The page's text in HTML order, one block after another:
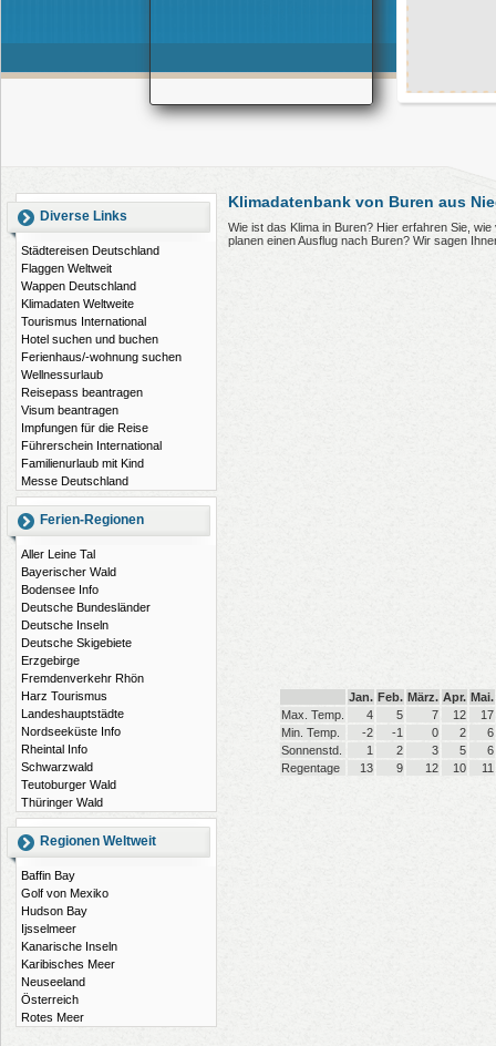
Diverse Links
Städtereisen Deutschland
Flaggen Weltweit
Wappen Deutschland
Klimadaten Weltweite
Tourismus International
Hotel suchen und buchen
Ferienhaus/-wohnung suchen
Wellnessurlaub
Reisepass beantragen
Visum beantragen
Impfungen für die Reise
Führerschein International
Familienurlaub mit Kind
Messe Deutschland
Ferien-Regionen
Aller Leine Tal
Bayerischer Wald
Bodensee Info
Deutsche Bundesländer
Deutsche Inseln
Deutsche Skigebiete
Erzgebirge
Fremdenverkehr Rhön
Harz Tourismus
Landeshauptstädte
Nordseeküste Info
Rheintal Info
Schwarzwald
Teutoburger Wald
Thüringer Wald
Regionen Weltweit
Baffin Bay
Golf von Mexiko
Hudson Bay
Ijsselmeer
Kanarische Inseln
Karibisches Meer
Neuseeland
Österreich
Rotes Meer
Klimadatenbank von Buren aus
Wie ist das Klima in Buren? Hier erfahren Sie,
planen einen Ausflug nach Buren? Wir sagen
Jan. Feb. März. Apr. Mai.
Max. Temp.
4 5 7 12
17
Min. Temp.
-2 -1 0 2
6
Sonnenstd.
1 2 3 5
6
Regentage
13 9 12 10 11